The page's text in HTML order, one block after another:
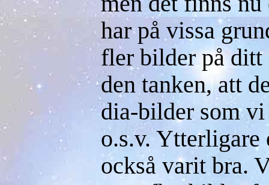
har på vissa
fler bilder på ditt
den tanken, att
dia-bilder som
o.s.v. Ytterligare
också varit bra.